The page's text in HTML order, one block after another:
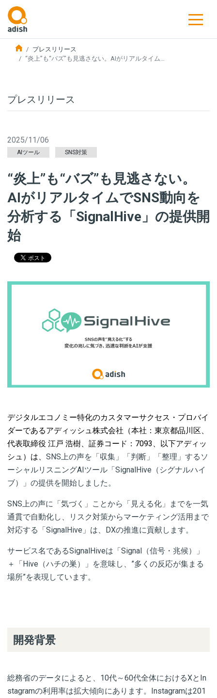
プレスリリース
“炎上”も“バズ”も見逃さない。AIがリアルタイム…
プレスリリース
2025/11/06
AIツール SNS対策
“炎上”も“バズ”も見逃さない。
AIがリアルタイムでSNS動向を
分析する「SignalHive」の提供開
始
デジタルエコノミー特化のカスタマーサクセス・プロバイ
ダーであるアディッシュ株式会社（本社：東京都品川区、
代表取締役 江戸 浩樹、証券コード：7093、以下アディッ
シュ）は、 SNS上の声を「収集」「判断」「整理」するソ
ーシャルリスニングAIツール「SignalHive（シグナルハイ
ブ）」の提供を開始しました。
SNS上の声に「気づく」ことから「見える化」までを一気
通貫で自動化し、リスク対策からマーケティング活用まで
対応する「SignalHive」は、DXの推進に貢献します。
サービス名であるSignalHiveは「Signal（信号・兆候）」
＋「Hive（ハチの巣）」を意味し、”多くの反応が集まる
場所”を表現しています。
開発背景
総務省のデータによると、10代～60代全体におけるXとIn
stagramの利用率は拡大傾向にあります。Instagramは201